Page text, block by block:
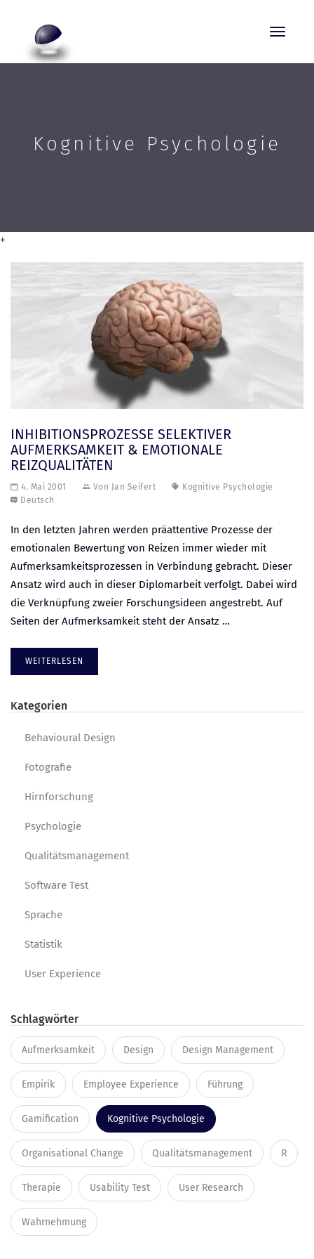
Kognitive Psychologie
+
INHIBITIONSPROZESSE SELEKTIVER
AUFMERKSAMKEIT & EMOTIONALE
REIZQUALITÄTEN
4. Mai 2001 Von Jan Seifert
Kognitive Psychologie
Deutsch
In den letzten Jahren werden präattentive Prozesse der
emotionalen Bewertung von Reizen immer wieder mit
Aufmerksamkeitsprozessen in Verbindung gebracht. Dieser
Ansatz wird auch in dieser Diplomarbeit verfolgt. Dabei wird
die Verknüpfung zweier Forschungsideen angestrebt. Auf
Seiten der Aufmerksamkeit steht der Ansatz …
WEITERLESEN
Kategorien
Behavioural Design
Fotografie
Hirnforschung
Psychologie
Qualitätsmanagement
Software Test
Sprache
Statistik
User Experience
Schlagwörter
Aufmerksamkeit Design Design Management
Empirik Employee Experience Führung
Gamification Kognitive Psychologie
Organisational Change Qualitätsmanagement R
Therapie Usability Test User Research
Wahrnehmung